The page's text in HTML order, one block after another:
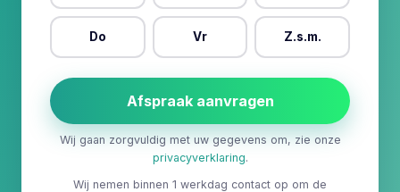
Do Vr Z.s.m.
Afspraak aanvragen
Wij gaan zorgvuldig met uw gegevens om, zie onze
privacyverklaring.
Wij nemen binnen 1 werkdag contact op om de